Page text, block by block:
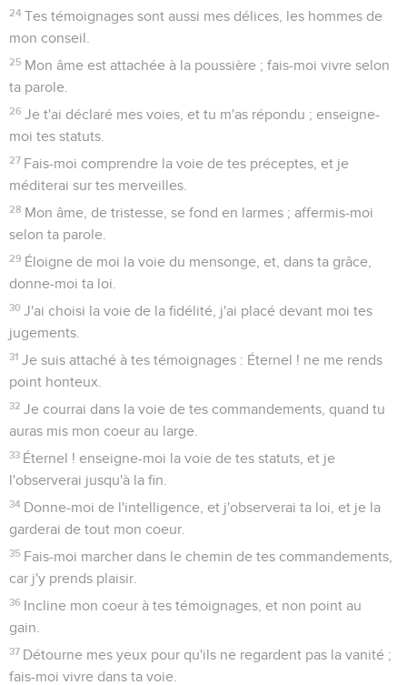
24 Tes témoignages sont aussi mes délices, les hommes de
mon conseil.
25 Mon âme est attachée à la poussière ; fais-moi vivre selon
ta parole.
26 Je t'ai déclaré mes voies, et tu m'as répondu ; enseigne-
moi tes statuts.
27 Fais-moi comprendre la voie de tes préceptes, et je
méditerai sur tes merveilles.
28 Mon âme, de tristesse, se fond en larmes ; affermis-moi
selon ta parole.
29 Éloigne de moi la voie du mensonge, et, dans ta grâce,
donne-moi ta loi.
30 J'ai choisi la voie de la fidélité, j'ai placé devant moi tes
jugements.
31 Je suis attaché à tes témoignages : Éternel ! ne me rends
point honteux.
32 Je courrai dans la voie de tes commandements, quand tu
auras mis mon coeur au large.
33 Éternel ! enseigne-moi la voie de tes statuts, et je
l'observerai jusqu'à la fin.
34 Donne-moi de l'intelligence, et j'observerai ta loi, et je la
garderai de tout mon coeur.
35 Fais-moi marcher dans le chemin de tes commandements,
car j'y prends plaisir.
36 Incline mon coeur à tes témoignages, et non point au
gain.
37 Détourne mes yeux pour qu'ils ne regardent pas la vanité ;
fais-moi vivre dans ta voie.